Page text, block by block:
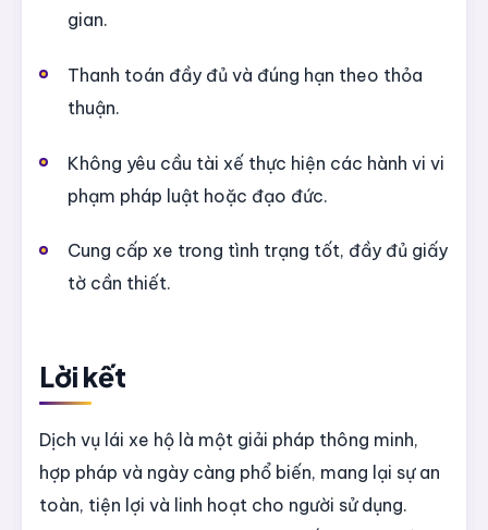
gian.
Thanh toán đầy đủ và đúng hạn theo thỏa
thuận.
Không yêu cầu tài xế thực hiện các hành vi vi
phạm pháp luật hoặc đạo đức.
Cung cấp xe trong tình trạng tốt, đầy đủ giấy
tờ cần thiết.
Lời kết
Dịch vụ lái xe hộ là một giải pháp thông minh,
hợp pháp và ngày càng phổ biến, mang lại sự an
toàn, tiện lợi và linh hoạt cho người sử dụng.